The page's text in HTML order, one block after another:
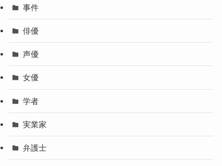
事件
俳優
声優
女優
学者
実業家
弁護士